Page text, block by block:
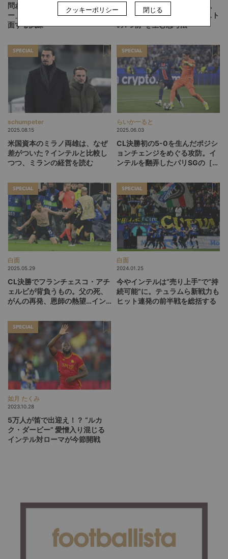
問われる「自分たちのサッカ
ー」。J1に挑むジェフ千葉が直
面する試練
「一番いいルートが見える」。
岡山・西川潤が語る、“アシスト
の1つ前”を生む思考法
SPECIAL
schumpeter
2025.08.15
米国資本のミラノ両雄は、なぜ
差がついた？インテルと比較し
つつ、ミランの経営を読む
SPECIAL
らいかーると
2025.06.03
CL決勝初の5-0を生んだポジシ
ョンチェンジをめぐる攻防。イ
ンテルを翻弄したパリSGの［3-
SPECIAL
白面
2025.05.29
CL決勝でフランチェスコ・アチ
ェルビが背負うもの。父の死、
がんの再発、恩師の熱望…イン
生き様
SPECIAL
白面
2024.01.25
今やインテルは“売り上手”で“持
続可能”に。テュラムら新戦力も
ヒット連発の前半戦を総括する
SPECIAL
如月 たくみ
2023.10.28
5万人が笛で出迎え！？ “ルカ
ク・ダービー” 愛憎入り混じる
インテル対ローマが今節開戦
クッキーポリシー 閉じる